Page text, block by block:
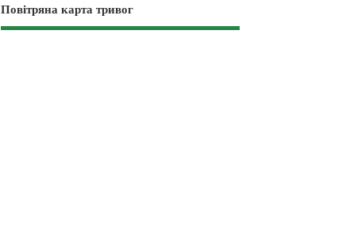
Повітряна карта тривог